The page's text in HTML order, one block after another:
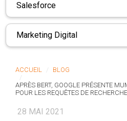
Salesforce
Marketing Digital
ACCUEIL
BLOG
APRÈS BERT, GOOGLE PRÉSENTE
POUR LES REQUÊTES DE
28 MAI 2021